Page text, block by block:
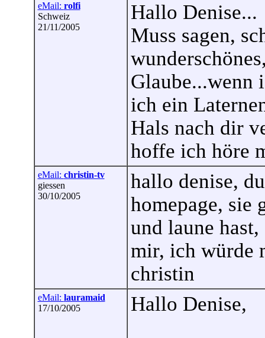
eMail: rolfi
Schweiz
21/11/2005
Hallo Denise...
Muss sagen,
Glaube...wenn
ich ein
Hals nach dir
hoffe ich höre
eMail: christin-tv
giessen
30/10/2005
hallo denise,
homepage, sie
und laune
mir, ich würde
christin
eMail: lauramaid
17/10/2005
Hallo Denise,